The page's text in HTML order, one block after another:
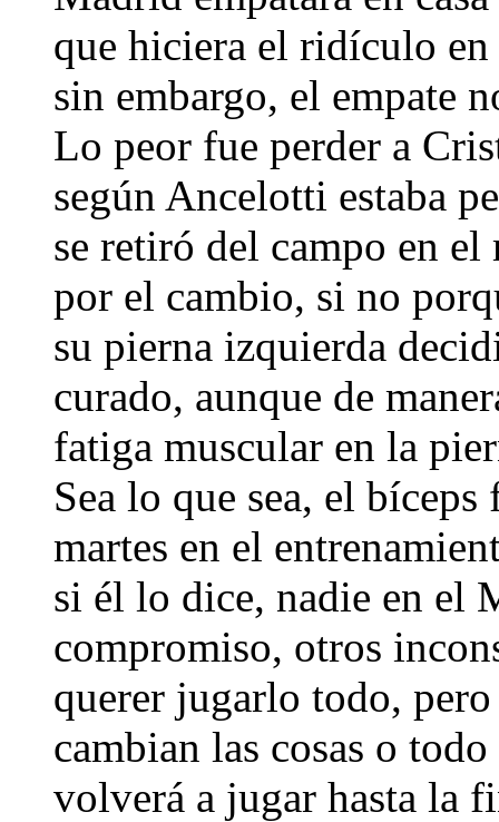
que hiciera el ridículo
sin embargo, el empate
Lo peor fue perder a
según Ancelotti estaba
se retiró del campo en
por el cambio, si no
su pierna izquierda
curado, aunque de
fatiga muscular en la
Sea lo que sea, el
martes en el
si él lo dice, nadie en el
compromiso, otros
querer jugarlo todo,
cambian las cosas o
volverá a jugar hasta la